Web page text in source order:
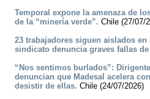
Temporal expone la amenaza de
de la “minería verde”. Chile (27/07/
23 trabajadores siguen aislados
sindicato denuncia graves fallas
“Nos sentimos burlados”:
denuncian que Madesal acelera
desistir de ellas. Chile (24/07/2026)